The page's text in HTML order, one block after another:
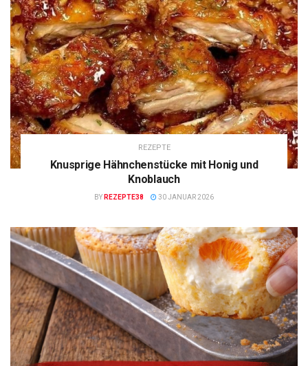
REZEPTE
Knusprige Hähnchenstücke mit Honig und
Knoblauch
BY REZEPTE38 30 JANUAR 2026